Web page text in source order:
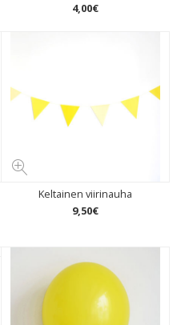
4,00€
Keltainen viirinauha
9,50€